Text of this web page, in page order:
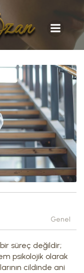
Genel
süreç değildir;
psikolojik olarak
cildinde ani